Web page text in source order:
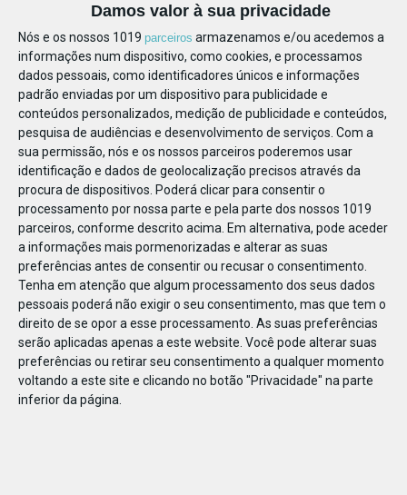
Damos valor à sua privacidade
Nós e os nossos 1019 parceiros armazenamos e/ou acedemos a
informações num dispositivo, como cookies, e processamos
dados pessoais, como identificadores únicos e informações
padrão enviadas por um dispositivo para publicidade e
conteúdos personalizados, medição de publicidade e conteúdos,
pesquisa de audiências e desenvolvimento de serviços. Com a
sua permissão, nós e os nossos parceiros poderemos usar
identificação e dados de geolocalização precisos através da
procura de dispositivos. Poderá clicar para consentir o
processamento por nossa parte e pela parte dos nossos 1019
parceiros, conforme descrito acima. Em alternativa, pode aceder
a informações mais pormenorizadas e alterar as suas
preferências antes de consentir ou recusar o consentimento.
Tenha em atenção que algum processamento dos seus dados
pessoais poderá não exigir o seu consentimento, mas que tem o
direito de se opor a esse processamento. As suas preferências
serão aplicadas apenas a este website. Você pode alterar suas
preferências ou retirar seu consentimento a qualquer momento
voltando a este site e clicando no botão "Privacidade" na parte
inferior da página.
50568449638803